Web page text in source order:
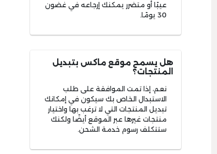
عيبًا أو متضرر يمكنك إرجاعه في غضون
30 يومًا.
هل يسمح موقع ماكس بتبديل
المنتجات؟
نعم، إذا تمت الموافقة على طلب
الاستبدال الخاص بك سيكون في إمكانك
تبديل المنتجات التي لا ترغب بها واختيار
منتجات غيرها عبر الموقع أيضًا ولكنك
ستتكلف رسوم خدمة الشحن.